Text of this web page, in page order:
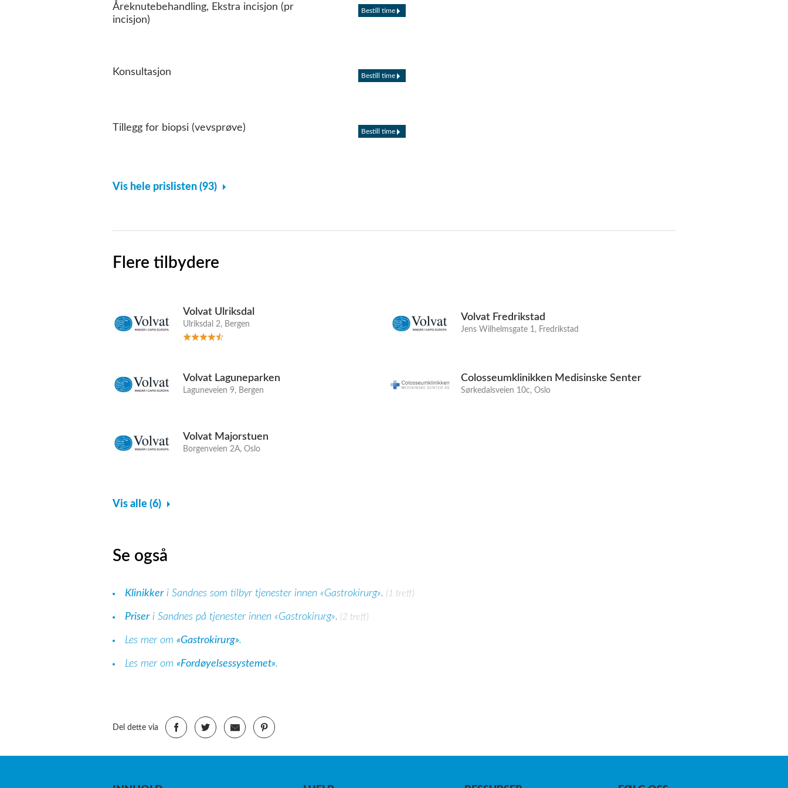
Åreknutebehandling, Ekstra incisjon (pr
incisjon)
Bestill time
Konsultasjon Bestill time
Tillegg for biopsi (vevsprøve) Bestill time
Vis hele prislisten (93)
Flere tilbydere
Volvat Ulriksdal
Ulriksdal 2, Bergen
Volvat Fredrikstad
Jens Wilhelmsgate 1, Fredrikstad
Volvat Laguneparken
Laguneveien 9, Bergen
Colosseumklinikken Medisinske Senter
Sørkedalsveien 10c, Oslo
Volvat Majorstuen
Borgenveien 2A, Oslo
Vis alle (6)
Se også
Klinikkeri Sandnes som tilbyr tjenester innen «Gastrokirurg». (1 treff)
Priseri Sandnes på tjenester innen «Gastrokirurg». (2 treff)
Les mer om «Gastrokirurg».
Les mer om «Fordøyelsessystemet».
Del dette via